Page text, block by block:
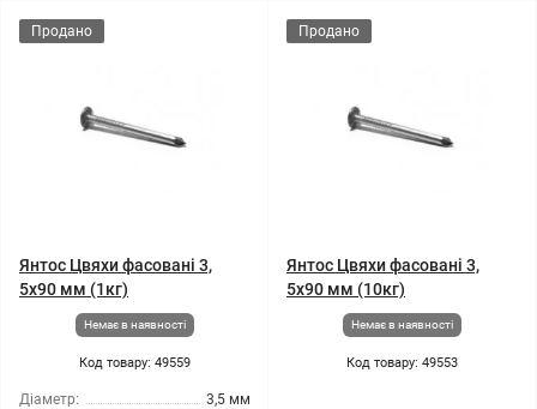
Продано
Янтос Цвяхи фасовані 3,
5x90 мм (1кг)
Немає в наявності
Код товару: 49559
Діаметр:
3,5 мм
Продано
Янтос Цвяхи фасовані 3,
5x90 мм (10кг)
Немає в наявності
Код товару: 49553